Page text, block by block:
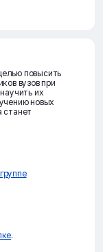
повысить
вузов при
их
новых
станет
группе
.